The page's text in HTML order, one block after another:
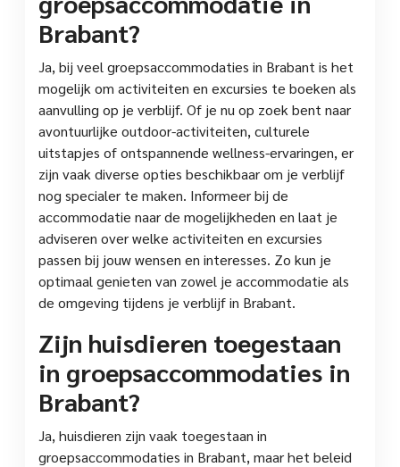
Brabant?
Ja, bij veel groepsaccommodaties in Brabant is het
mogelijk om activiteiten en excursies te boeken als
aanvulling op je verblijf. Of je nu op zoek bent naar
avontuurlijke outdoor-activiteiten, culturele
uitstapjes of ontspannende wellness-ervaringen, er
zijn vaak diverse opties beschikbaar om je verblijf
nog specialer te maken. Informeer bij de
accommodatie naar de mogelijkheden en laat je
adviseren over welke activiteiten en excursies
passen bij jouw wensen en interesses. Zo kun je
optimaal genieten van zowel je accommodatie als
de omgeving tijdens je verblijf in Brabant.
Zijn huisdieren toegestaan ​​
in groepsaccommodaties in
Brabant?
Ja, huisdieren zijn vaak toegestaan in
groepsaccommodaties in Brabant, maar het beleid